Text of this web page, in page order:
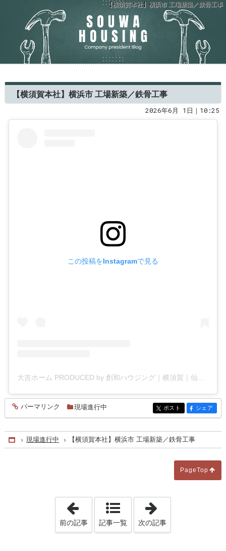
【横須賀本社】横浜市 工場新築／鉄骨工事
【横須賀本社】横浜市 工場新築／鉄骨工事
2026年6月 1日｜10:25
この投稿をInstagramで見る
entry1132
パーマリンク 現場進行中 entry1132
ポスト entry1132
シェア
Home
現場進行中 【横須賀本社】横浜市 工場新築／鉄骨工事
PageTop
「【横須賀本社】横浜市 工場新築／鉄骨
前の記事 記事一覧 次の記事